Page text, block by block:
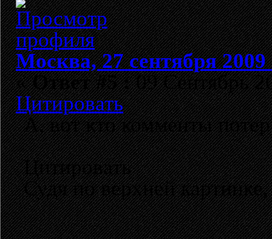
Москва, 27 сентября 2009
«Ответ #5 :09 Сентябрь
Цитировать
А, вот кто комменты
Цитировать
Судя по верхней